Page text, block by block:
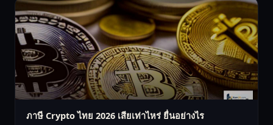
ภาษี Crypto ไทย 2026 เสียเท่าไหร่ ยื่นอย่างไร